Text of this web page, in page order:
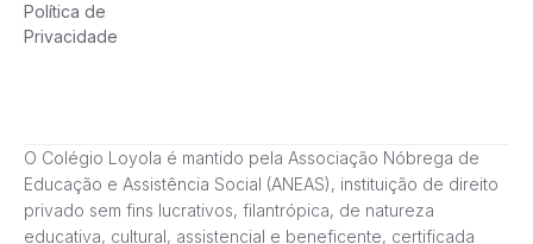
Política de
Privacidade
O Colégio Loyola é mantido pela Associação Nóbrega de
Educação e Assistência Social (ANEAS), instituição de direito
privado sem fins lucrativos, filantrópica, de natureza
educativa, cultural, assistencial e beneficente, certificada